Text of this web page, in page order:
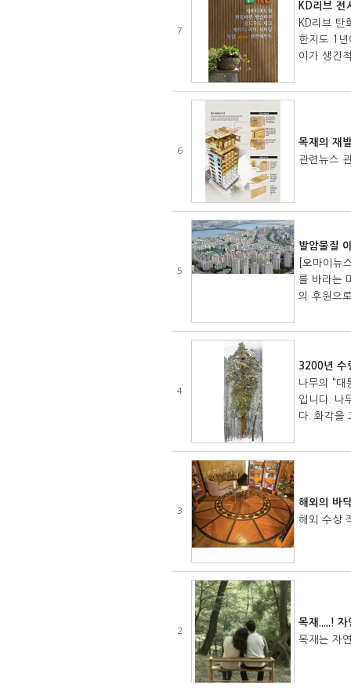
7
KD리브 전
KD리브 탄
한지도 1
이가 생긴
6
목재의 재
관련뉴스
5
발암물질
[오마이뉴
를 바라는
의 후원으
4
3200년 수
나무의 "대
입니다. 나
다. 화각을
3
해외의 바
해외
2
목재.....!
목재는 자